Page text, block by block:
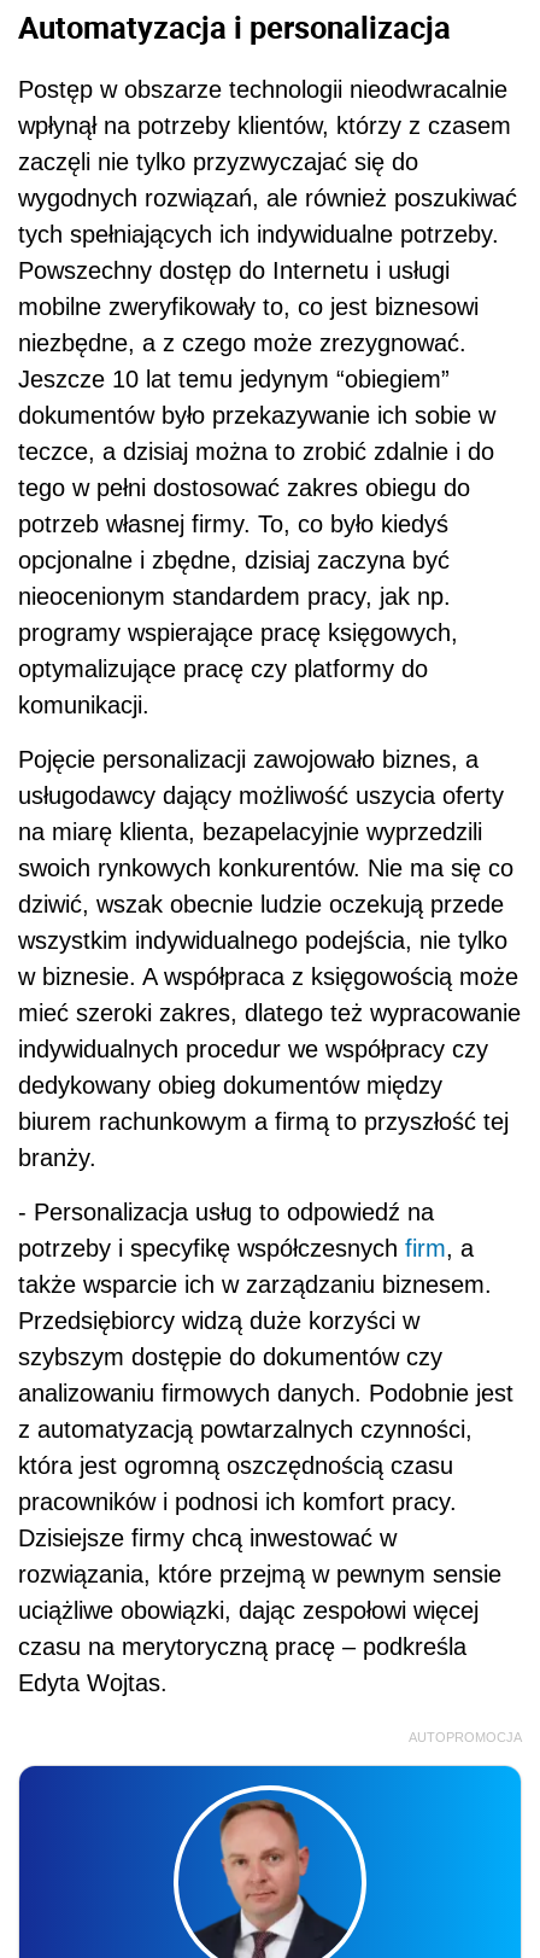
Automatyzacja i personalizacja
Postęp w obszarze technologii nieodwracalnie
wpłynął na potrzeby klientów, którzy z czasem
zaczęli nie tylko przyzwyczajać się do
wygodnych rozwiązań, ale również poszukiwać
tych spełniających ich indywidualne potrzeby.
Powszechny dostęp do Internetu i usługi
mobilne zweryfikowały to, co jest biznesowi
niezbędne, a z czego może zrezygnować.
Jeszcze 10 lat temu jedynym “obiegiem”
dokumentów było przekazywanie ich sobie w
teczce, a dzisiaj można to zrobić zdalnie i do
tego w pełni dostosować zakres obiegu do
potrzeb własnej firmy. To, co było kiedyś
opcjonalne i zbędne, dzisiaj zaczyna być
nieocenionym standardem pracy, jak np.
programy wspierające pracę księgowych,
optymalizujące pracę czy platformy do
komunikacji.
Pojęcie personalizacji zawojowało biznes, a
usługodawcy dający możliwość uszycia oferty
na miarę klienta, bezapelacyjnie wyprzedzili
swoich rynkowych konkurentów. Nie ma się co
dziwić, wszak obecnie ludzie oczekują przede
wszystkim indywidualnego podejścia, nie tylko
w biznesie. A współpraca z księgowością może
mieć szeroki zakres, dlatego też wypracowanie
indywidualnych procedur we współpracy czy
dedykowany obieg dokumentów między
biurem rachunkowym a firmą to przyszłość tej
branży.
- Personalizacja usług to odpowiedź na
potrzeby i specyfikę współczesnych firm, a
także wsparcie ich w zarządzaniu biznesem.
Przedsiębiorcy widzą duże korzyści w
szybszym dostępie do dokumentów czy
analizowaniu firmowych danych. Podobnie jest
z automatyzacją powtarzalnych czynności,
która jest ogromną oszczędnością czasu
pracowników i podnosi ich komfort pracy.
Dzisiejsze firmy chcą inwestować w
rozwiązania, które przejmą w pewnym sensie
uciążliwe obowiązki, dając zespołowi więcej
czasu na merytoryczną pracę – podkreśla
Edyta Wojtas.
AUTOPROMOCJA